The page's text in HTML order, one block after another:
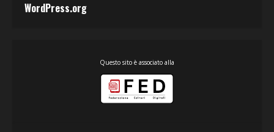
WordPress.org
Questo sito è associato alla